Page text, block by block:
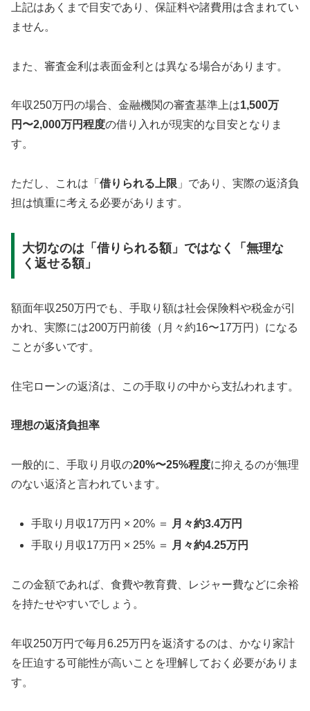
上記はあくまで目安であり、保証料や諸費用は含まれてい
ません。
また、審査金利は表面金利とは異なる場合があります。
年収250万円の場合、金融機関の審査基準上は1,500万
円〜2,000万円程度の借り入れが現実的な目安となりま
す。
ただし、これは「 借りられる上限 」であり、実際の返済負
担は慎重に考える必要があります。
大切なのは「借りられる額」ではなく「無理な
く返せる額」
額面年収250万円でも、手取り額は社会保険料や税金が引
かれ、実際には200万円前後（月々約16〜17万円）になる
ことが多いです。
住宅ローンの返済は、この手取りの中から支払われます。
理想の返済負担率
一般的に、手取り月収の20%〜25%程度に抑えるのが無理
のない返済と言われています。
手取り月収17万円 × 20% ＝
月々約3.4万円
手取り月収17万円 × 25% ＝
月々約4.25万円
この金額であれば、食費や教育費、レジャー費などに余裕
を持たせやすいでしょう。
年収250万円で毎月6.25万円を返済するのは、かなり家計
を圧迫する可能性が高いことを理解しておく必要がありま
す。